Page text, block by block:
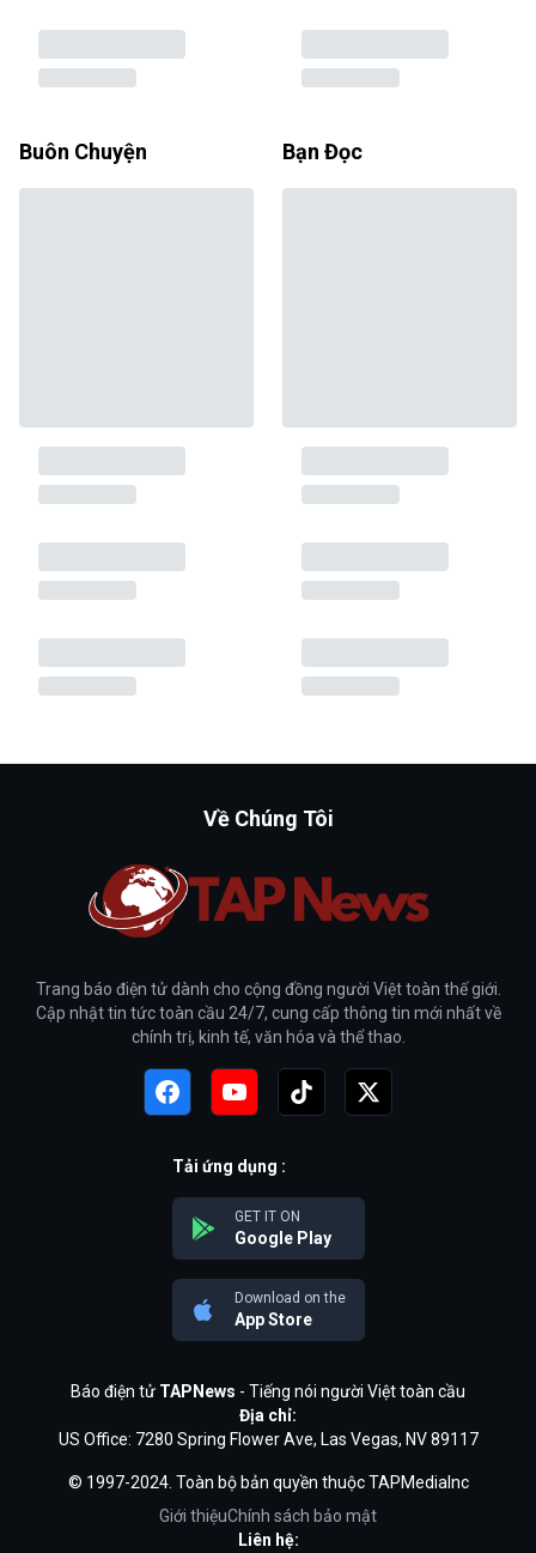
Buôn Chuyện Bạn Đọc
Về Chúng Tôi
Trang báo điện tử dành cho cộng đồng người Việt toàn thế giới.
Cập nhật tin tức toàn cầu 24/7, cung cấp thông tin mới nhất về
chính trị, kinh tế, văn hóa và thể thao.
Tải ứng dụng :
GET IT ON
Google Play
Download on the
App Store
Báo điện tử TAPNews - Tiếng nói người Việt toàn cầu
Địa chỉ:
US Office: 7280 Spring Flower Ave, Las Vegas, NV 89117
© 1997-2024. Toàn bộ bản quyền thuộc TAPMediaInc
Giới thiệuChính sách bảo mật
Liên hệ: